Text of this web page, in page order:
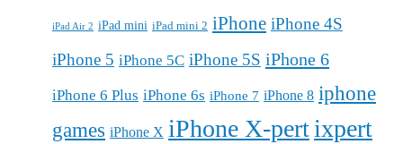
iPad Air 2 iPad mini iPad mini 2 iPhone iPhone 4S
iPhone 5 iPhone 5C iPhone 5S iPhone 6
iPhone 6 Plus iPhone 6s iPhone 7 iPhone 8 iphone
games iPhone X iPhone X-pertixpert